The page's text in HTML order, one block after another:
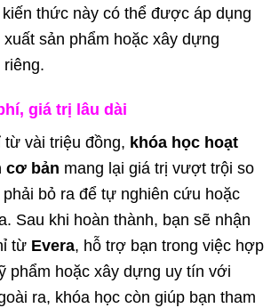
thức này có thể được áp dụng
xuất sản phẩm hoặc xây dựng
giá trị lâu dài
vài triệu đồng, khóa học hoạt
cơ bản mang lại giá trị vượt trội so
bỏ ra để tự nghiên cứu hoặc
Sau khi hoàn thành, bạn sẽ nhận
từ Evera, hỗ trợ bạn trong việc hợp
phẩm hoặc xây dựng uy tín với
ra, khóa học còn giúp bạn tham